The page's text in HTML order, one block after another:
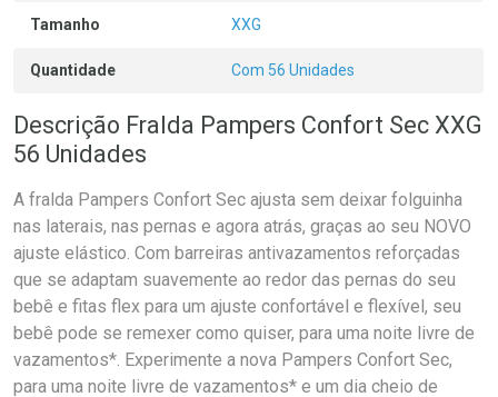
Tamanho XXG
Quantidade Com 56 Unidades
Descrição Fralda Pampers Confort Sec XXG
56 Unidades
A fralda Pampers Confort Sec ajusta sem deixar folguinha
nas laterais, nas pernas e agora atrás, graças ao seu NOVO
ajuste elástico. Com barreiras antivazamentos reforçadas
que se adaptam suavemente ao redor das pernas do seu
bebê e fitas flex para um ajuste confortável e flexível, seu
bebê pode se remexer como quiser, para uma noite livre de
vazamentos*. Experimente a nova Pampers Confort Sec,
para uma noite livre de vazamentos* e um dia cheio de